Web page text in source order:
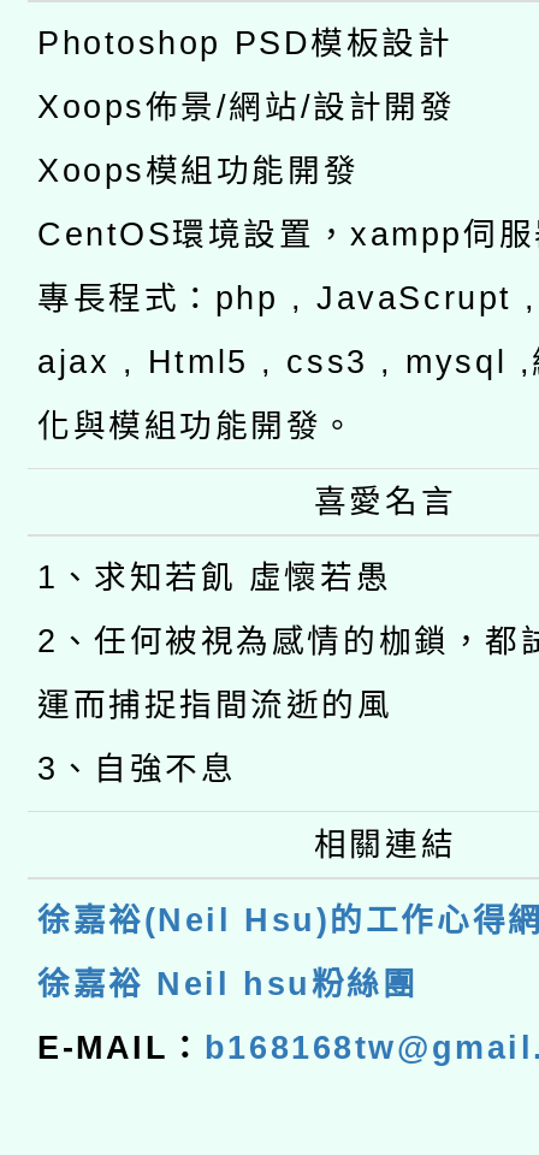
Photoshop PSD模板設計
Xoops佈景/網站/設計開發
Xoops模組功能開發
CentOS環境設置，xampp伺
專長程式：php , JavaScrupt
ajax , Html5 , css3 , mysql ,
化與模組功能開發。
喜愛名言
1、求知若飢 虛懷若愚
2、任何被視為感情的枷鎖，都
運而捕捉指間流逝的風
3、自強不息
相關連結
徐嘉裕(Neil Hsu)的工作心得
徐嘉裕 Neil hsu粉絲團
E-MAIL：